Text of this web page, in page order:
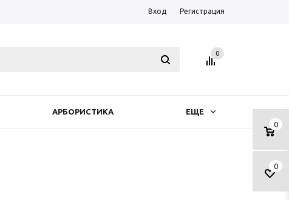
Вход Регистрация
0
0
0
АРБОРИСТИКА ЕЩЕ